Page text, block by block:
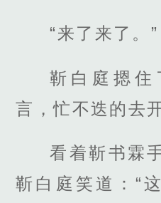
“来了来了。”
靳白庭摁住
言，忙不迭的去
看着靳书霖
靳白庭笑道：“